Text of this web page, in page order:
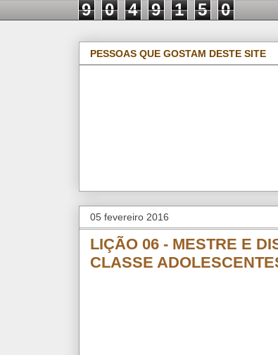
9 0 4 9 1 5 0
PESSOAS QUE GOSTAM DESTE SITE
05 fevereiro 2016
LIÇÃO 06 - MESTRE E
CLASSE